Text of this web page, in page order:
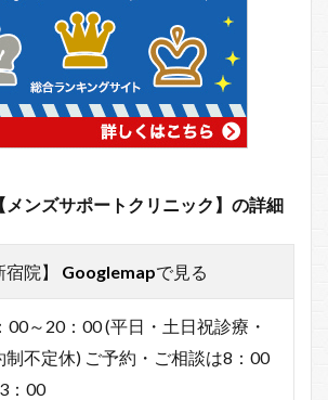
メンズサポートクリニック】の詳細
宿院】 Googlemapで見る
00～20：00 (平日・土日祝診療・
制不定休) ご予約・ご相談は8：00
：00